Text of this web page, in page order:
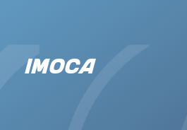
IMOCA